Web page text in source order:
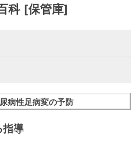
科 [保管庫]
病性足病変の予防
指導